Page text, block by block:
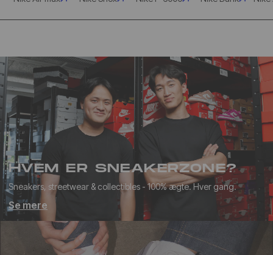
HVEM ER SNEAKERZONE?
Sneakers, streetwear & collectibles - 100% ægte. Hver gang.
Se mere